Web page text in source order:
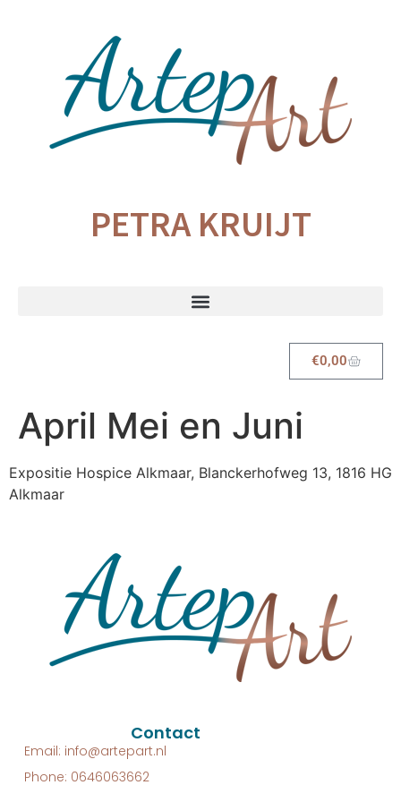
PETRA KRUIJT
€0,00
April Mei en Juni
Expositie Hospice Alkmaar, Blanckerhofweg 13, 1816 HG
Alkmaar
Contact
Email: info@artepart.nl
Phone: 0646063662